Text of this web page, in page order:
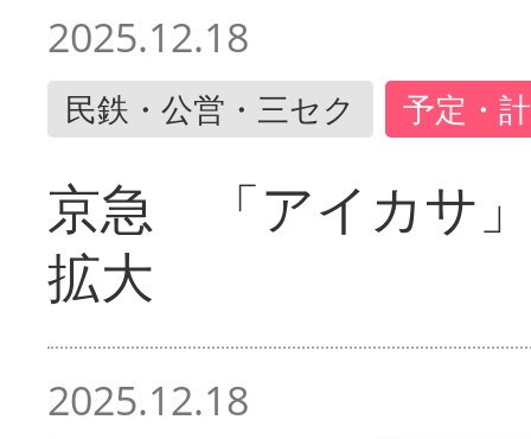
2025.12.18
民鉄・公営・三セク 予定・
京急 「アイカサ
拡大
2025.12.18